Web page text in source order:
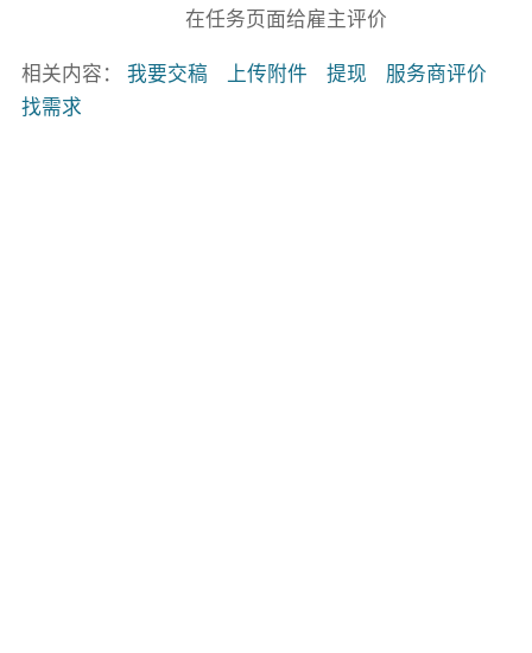
在任务页面给雇主评价
相关内容： 我要交稿 上传附件 提现
服务商评价
找需求